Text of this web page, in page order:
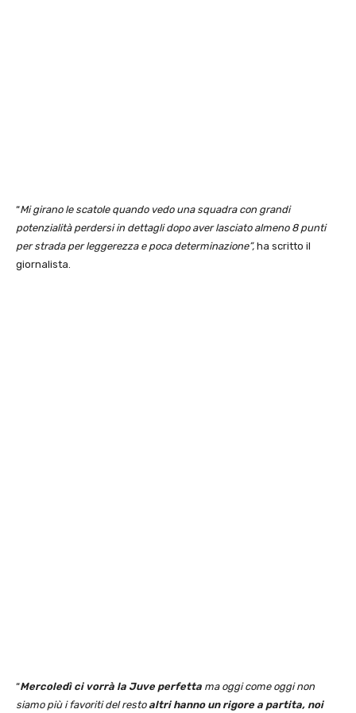
“Mi girano le scatole quando vedo una squadra con grandi
potenzialità perdersi in dettagli dopo aver lasciato almeno 8 punti
per strada per leggerezza e poca determinazione”, ha scritto il
giornalista.
“Mercoledì ci vorrà la Juve perfetta ma oggi come oggi non
siamo più i favoriti del restoaltri hanno un rigore a partita, noi